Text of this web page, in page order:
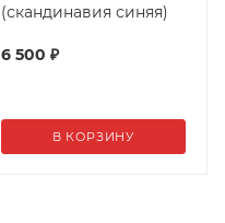
(скандинавия синяя)
6 500 ₽
В КОРЗИНУ